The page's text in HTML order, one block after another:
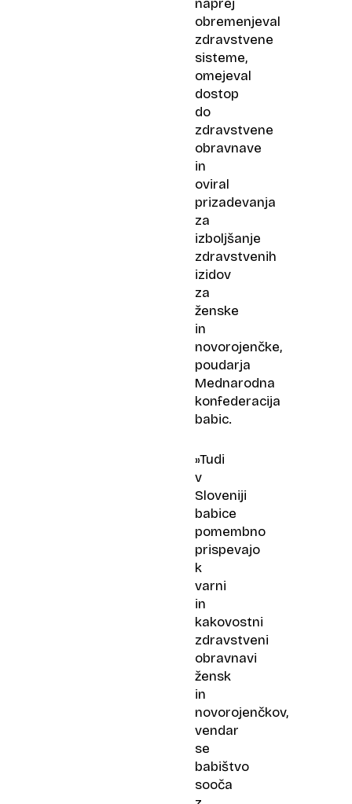
naprej
obremenjeval
zdravstvene
sisteme,
omejeval
dostop
do
zdravstvene
obravnave
in
oviral
prizadevanja
za
izboljšanje
zdravstvenih
izidov
za
ženske
in
novorojenčke,
poudarja
Mednarodna
konfederacija
babic.
»Tudi
v
Sloveniji
babice
pomembno
prispevajo
k
varni
in
kakovostni
zdravstveni
obravnavi
žensk
in
novorojenčkov,
vendar
se
babištvo
sooča